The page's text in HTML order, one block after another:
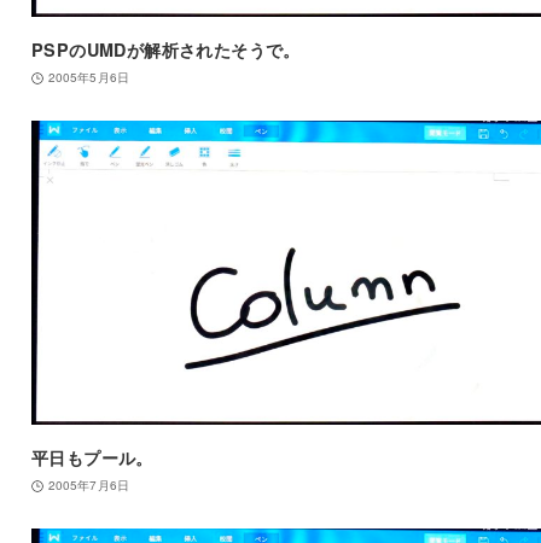
PSPのUMDが解析されたそうで。
2005年5月6日
平日もプール。
2005年7月6日